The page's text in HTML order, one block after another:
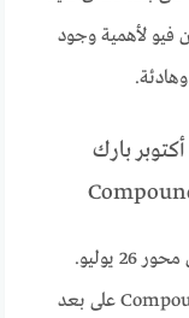
فيو لأهمية وجود
الأماكن القريبة من كمبوند ماونتن فيو 4 أكتوبر بارك
Compound Mountain View 4 October Park على بعد